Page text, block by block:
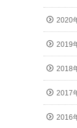
2020
2019
2018
2017
2016